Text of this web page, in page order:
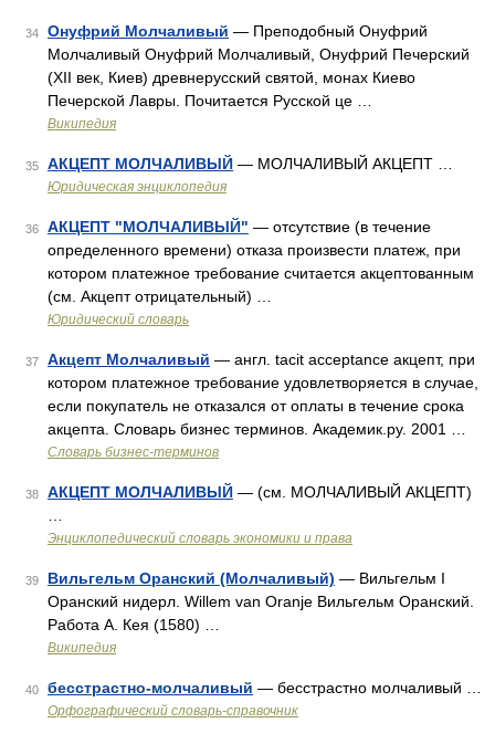
34 Онуфрий Молчаливый — Преподобный Онуфрий
Молчаливый Онуфрий Молчаливый, Онуфрий Печерский
(XII век, Киев) древнерусский святой, монах Киево
Печерской Лавры. Почитается Русской це …
Википедия
35 АКЦЕПТ МОЛЧАЛИВЫЙ — МОЛЧАЛИВЫЙ АКЦЕПТ …
Юридическая энциклопедия
36 АКЦЕПТ "МОЛЧАЛИВЫЙ" — отсутствие (в течение
определенного времени) отказа произвести платеж, при
котором платежное требование считается акцептованным
(см. Акцепт отрицательный) …
Юридический словарь
37 Акцепт Молчаливый — англ. tacit acceptance акцепт, при
котором платежное требование удовлетворяется в случае,
если покупатель не отказался от оплаты в течение срока
акцепта. Словарь бизнес терминов. Академик.ру. 2001 …
Словарь бизнес-терминов
38 АКЦЕПТ МОЛЧАЛИВЫЙ — (см. МОЛЧАЛИВЫЙ АКЦЕПТ)
Энциклопедический словарь экономики и права
39 Вильгельм Оранский (Молчаливый) — Вильгельм I
Оранский нидерл. Willem van Oranje Вильгельм Оранский.
Работа А. Кея (1580) …
Википедия
40 бесстрастно-молчаливый — бесстрастно молчаливый …
Орфографический словарь-справочник